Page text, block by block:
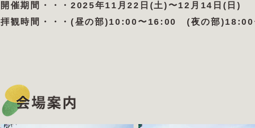
開催期間・・・2025年11月22日(土)〜12月14日(日)
拝観時間・・・(昼の部)10:00〜16:00 (夜の部